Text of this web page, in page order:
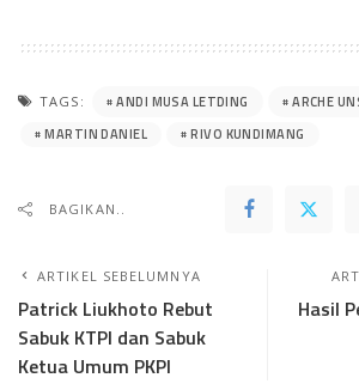
TAGS: ANDI MUSA LETDING
ARCHE
MARTIN DANIEL
RIVO KUNDIMANG
BAGIKAN..
ARTIKEL SEBELUMNYA
Patrick Liukhoto Rebut
Sabuk KTPI dan Sabuk
Ketua Umum PKPI
Hasil